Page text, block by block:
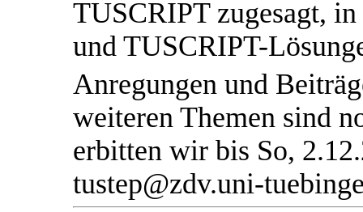
TUSCRIPT zugesagt,
und TUSCRIPT-
Anregungen und
weiteren Themen sind
erbitten wir bis So,
tustep@zdv.uni-